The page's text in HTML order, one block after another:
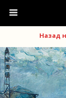
Назад